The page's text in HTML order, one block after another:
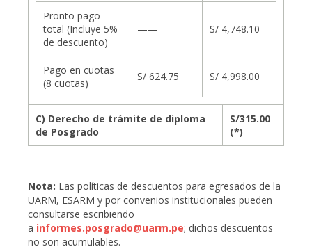
Pronto pago
total (Incluye 5%
de descuento)
—— S/ 4,748.10
Pago en cuotas
(8 cuotas)
S/ 624.75 S/ 4,998.00
C) Derecho de trámite de diploma
de Posgrado
S/315.00
(*)
Nota: Las políticas de descuentos para egresados de la
UARM, ESARM y por convenios institucionales pueden
consultarse escribiendo
a informes.posgrado@uarm.pe; dichos descuentos
no son acumulables.